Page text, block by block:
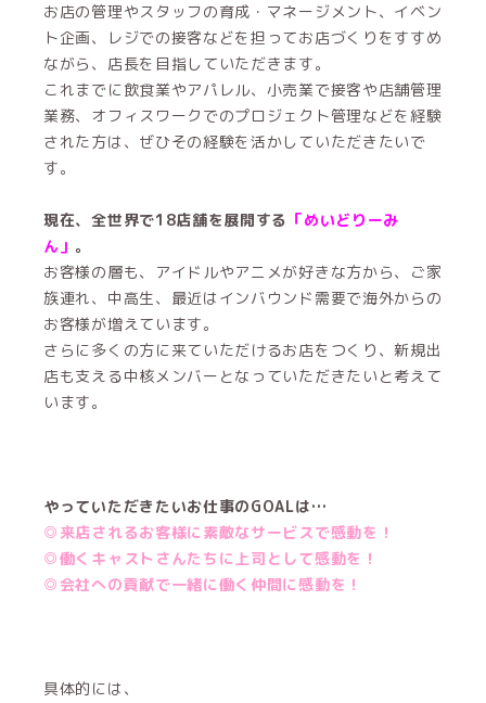
お店の管理やスタッフの育成・マネージメント、イベン
ト企画、レジでの接客などを担ってお店づくりをすすめ
ながら、店長を目指していただきます。
これまでに飲食業やアパレル、小売業で接客や店舗管理
業務、オフィスワークでのプロジェクト管理などを経験
された方は、ぜひその経験を活かしていただきたいで
す。
現在、全世界で18店舗を展開する 「めいどりーみ
ん」 。
お客様の層も、アイドルやアニメが好きな方から、ご家
族連れ、中高生、最近はインバウンド需要で海外からの
お客様が増えています。
さらに多くの方に来ていただけるお店をつくり、新規出
店も支える中核メンバーとなっていただきたいと考えて
います。
やっていただきたいお仕事のGOALは…
◎来店されるお客様に素敵なサービスで感動を！
◎働くキャストさんたちに上司として感動を！
◎会社への貢献で一緒に働く仲間に感動を！
具体的には、